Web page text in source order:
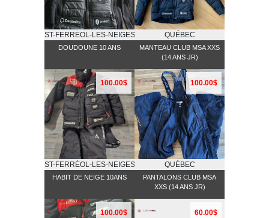
ST-FERRĖOL-LES-NEIGES
DOUDOUNE 10 ANS
QUÉBEC
MANTEAU CLUB MSA XXS
(14 ANS JR)
100.00$
ST-FERRĖOL-LES-NEIGES
HABIT DE NEIGE 10ANS
100.00$
QUÉBEC
PANTALONS CLUB MSA
XXS (14 ANS JR)
100.00$ 60.00$